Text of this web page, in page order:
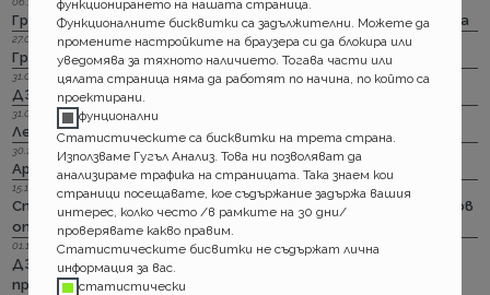
Групама: Ски и сноуборд безплатно при пътуване в чужбина
27.04.2023 г.
Групама: За каското
31.03.2023 г.
ДЗИ: Отличници в ликвидацията по каско
31.03.2023 г.
Лев Инс: Още месец на промоция по каско
30.11.2022 г.
Армеец: И асистанс за България по каско
15.11.2022 г.
Стикерът по гражданска отговорност с впечатляващ нов
опит да влезе в историята
01.11.2022 г.
ДЗИ: Стрийминг застраховката за злополука на промоция
през ноември
функционирането на нашата страница.
Функционалните бисквитки са задължителни. Можете да
промените настройките на браузера си да блокира или
уведомява за тяхното наличието. Тогава части или
цялата страница няма да работят по начина, по който са
проектирани.
фунционални
Статистическите са бисквитки на трета страна.
Използваме Гугъл Анализ. Това ни позволяват да
анализираме трафика на страницата. Така знаем кои
страници посещавате, кое съдържание задържа вашия
интерес, колко често /в рамките на 30 дни/
проверявате какво правим.
Статистическите бисвитки не съдържат лична
информация за вас.
статистически